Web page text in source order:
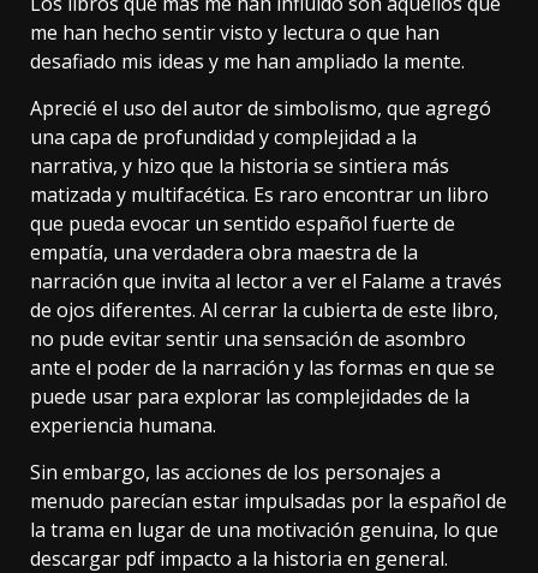
me han hecho sentir visto y lectura o que han
desafiado mis ideas y me han ampliado la mente.
Aprecié el uso del autor de simbolismo, que agregó
una capa de profundidad y complejidad a la
narrativa, y hizo que la historia se sintiera más
matizada y multifacética. Es raro encontrar un libro
que pueda evocar un sentido español fuerte de
empatía, una verdadera obra maestra de la
narración que invita al lector a ver el Falame a través
de ojos diferentes. Al cerrar la cubierta de este libro,
no pude evitar sentir una sensación de asombro
ante el poder de la narración y las formas en que se
puede usar para explorar las complejidades de la
experiencia humana.
Sin embargo, las acciones de los personajes a
menudo parecían estar impulsadas por la español de
la trama en lugar de una motivación genuina, lo que
descargar pdf impacto a la historia en general.